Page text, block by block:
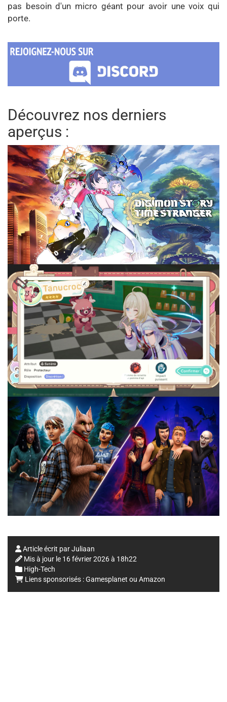
pas besoin d'un micro géant pour avoir une voix qui
porte.
Découvrez nos derniers
aperçus :
Article écrit parJuliaan
Mis à jour le 16 février 2026 à 18h22
High-Tech
Liens sponsorisés :Gamesplanet ou Amazon